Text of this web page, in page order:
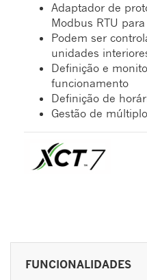
Adaptador de
Modbus RTU
Podem ser
unidades
Definição e
funcionamento
Definição de
Gestão de
FUNCIONALIDADES